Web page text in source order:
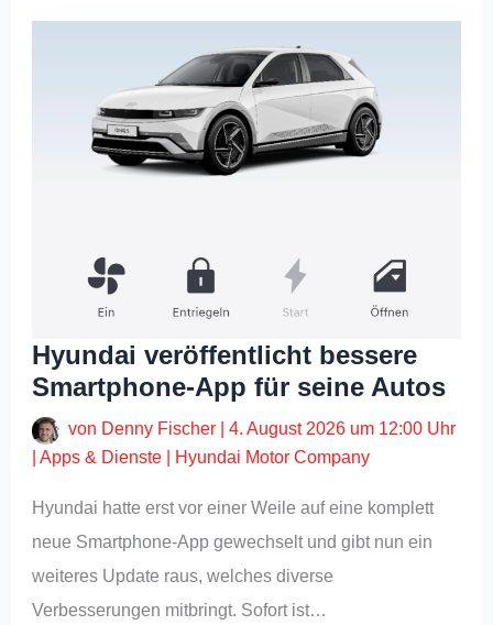
Hyundai veröffentlicht bessere
Smartphone-App für seine Autos
von Denny Fischer |4. August 2026 um 12:00 Uhr
|Apps & Dienste Hyundai Motor Company
Hyundai hatte erst vor einer Weile auf eine komplett
neue Smartphone-App gewechselt und gibt nun ein
weiteres Update raus, welches diverse
Verbesserungen mitbringt. Sofort ist…